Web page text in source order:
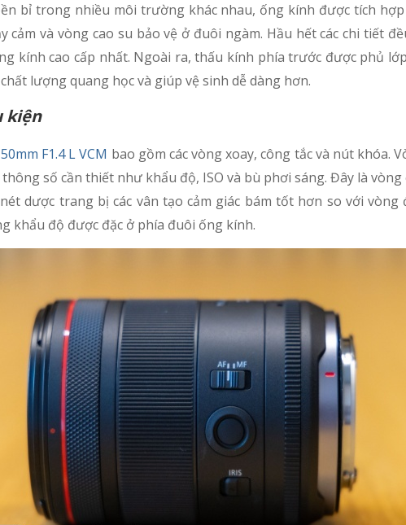
bỉ trong nhiều môi trường khác nhau, ống kính được tích
cảm và vòng cao su bảo vệ ở đuôi ngàm. Hầu hết các chi tiết
kính cao cấp nhất. Ngoài ra, thấu kính phía trước được phủ
lượng quang học và giúp vệ sinh dễ dàng hơn.
kiện
F1.4 L VCM bao gồm các vòng xoay, công tắc và nút khóa.
số cần thiết như khẩu độ, ISO và bù phơi sáng. Đây là
dược trang bị các vân tạo cảm giác bám tốt hơn so với vòng
khẩu độ được đặc ở phía đuôi ống kính.